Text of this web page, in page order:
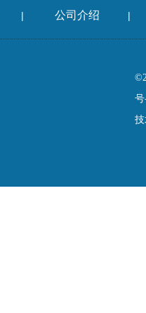
| 公司介绍 |
号